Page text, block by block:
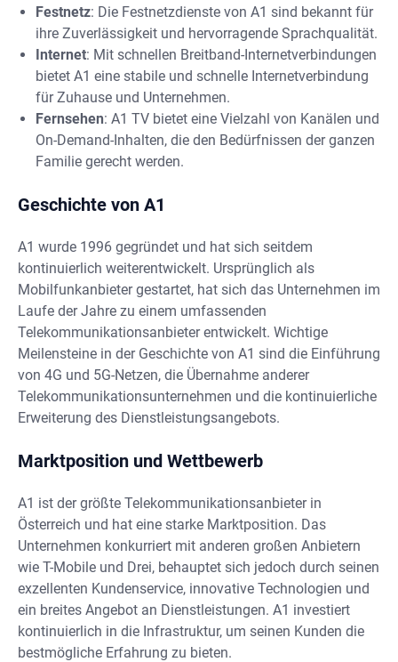
Festnetz: Die Festnetzdienste von A1 sind bekannt für
ihre Zuverlässigkeit und hervorragende Sprachqualität.
Internet: Mit schnellen Breitband-Internetverbindungen
bietet A1 eine stabile und schnelle Internetverbindung
für Zuhause und Unternehmen.
Fernsehen: A1 TV bietet eine Vielzahl von Kanälen und
On-Demand-Inhalten, die den Bedürfnissen der ganzen
Familie gerecht werden.
Geschichte von A1
A1 wurde 1996 gegründet und hat sich seitdem
kontinuierlich weiterentwickelt. Ursprünglich als
Mobilfunkanbieter gestartet, hat sich das Unternehmen im
Laufe der Jahre zu einem umfassenden
Telekommunikationsanbieter entwickelt. Wichtige
Meilensteine in der Geschichte von A1 sind die Einführung
von 4G und 5G-Netzen, die Übernahme anderer
Telekommunikationsunternehmen und die kontinuierliche
Erweiterung des Dienstleistungsangebots.
Marktposition und Wettbewerb
A1 ist der größte Telekommunikationsanbieter in
Österreich und hat eine starke Marktposition. Das
Unternehmen konkurriert mit anderen großen Anbietern
wie T-Mobile und Drei, behauptet sich jedoch durch seinen
exzellenten Kundenservice, innovative Technologien und
ein breites Angebot an Dienstleistungen. A1 investiert
kontinuierlich in die Infrastruktur, um seinen Kunden die
bestmögliche Erfahrung zu bieten.